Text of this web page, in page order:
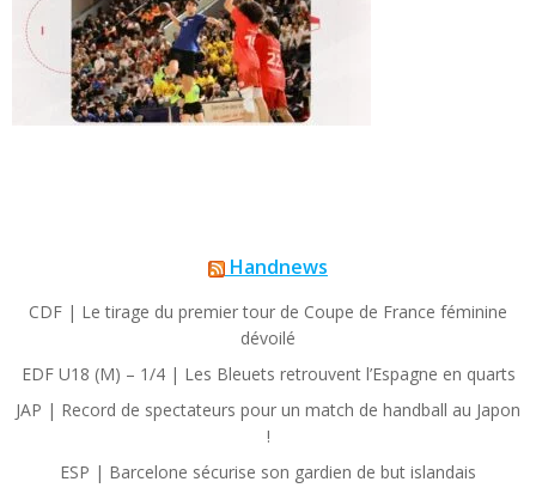
Handnews
CDF | Le tirage du premier tour de Coupe de France féminine
dévoilé
EDF U18 (M) – 1/4 | Les Bleuets retrouvent l’Espagne en quarts
JAP | Record de spectateurs pour un match de handball au Japon
!
ESP | Barcelone sécurise son gardien de but islandais